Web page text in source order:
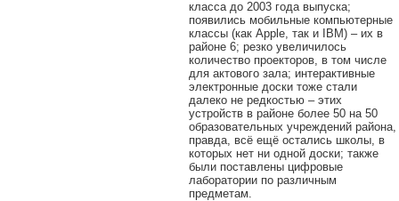
класса до 2003 года выпуска;
появились мобильные компьютерные
классы (как Apple, так и IBM) – их в
районе 6; резко увеличилось
количество проекторов, в том числе
для актового зала; интерактивные
электронные доски тоже стали
далеко не редкостью – этих
устройств в районе более 50 на 50
образовательных учреждений района,
правда, всё ещё остались школы, в
которых нет ни одной доски; также
были поставлены цифровые
лаборатории по различным
предметам.